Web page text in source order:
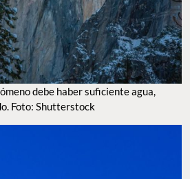
debe haber suficiente agua,
Foto: Shutterstock